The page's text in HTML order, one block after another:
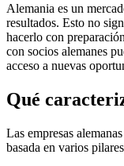
Alemania es un
resultados. Esto no
hacerlo con
con socios alemanes
acceso a nuevas
Qué
Las empresas
basada en varios